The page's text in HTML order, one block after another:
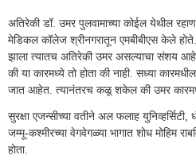
अतिरेकी डॉ. उमर पुलवामाच्या कोईल येथील
मेडिकल कॉलेज श्रीनगरातून एमबीबीएस केले
झाला त्यातच अतिरेकी उमर असल्याचा संशय
की या कारमध्ये तो होता की नाही. सध्या
जात आहेत. त्यानंतरच कळू शकेल की उमर
सुरक्षा एजन्सीच्या वतीने अल फलाह
जम्मू-कश्मीरच्या वेगवेगळ्या भागात शोध मोहिम
होता.